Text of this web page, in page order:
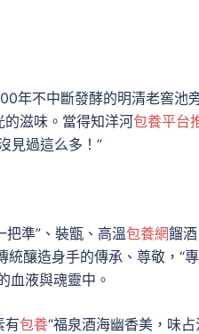
年不中斷發酵的明清老窖池
滋味。當得知洋河包養平台
見過這么多！”
把準”、裝甑、高溫包養網餾酒
釀造身手的傳承、尊敬，“專
血液與魂靈中。
有包養“福泉酒海幽香美，味占